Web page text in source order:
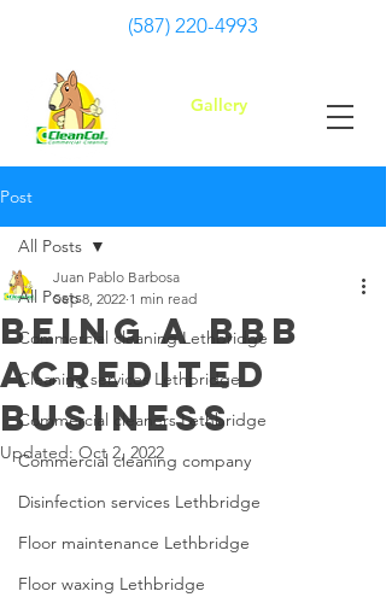
Gallery
(587) 220-4993
Post
All Posts
Commercial cleaning Lethbridge
Cleaning services Lethbridge
Commercial cleaners Lethbridge
Commercial cleaning company
Disinfection services Lethbridge
Floor maintenance Lethbridge
Floor waxing Lethbridge
All Posts
BEING A BBB
ACREDITED
BUSINESS
Juan Pablo Barbosa
Sep 8, 2022 1 min read
Updated: Oct 2, 2022